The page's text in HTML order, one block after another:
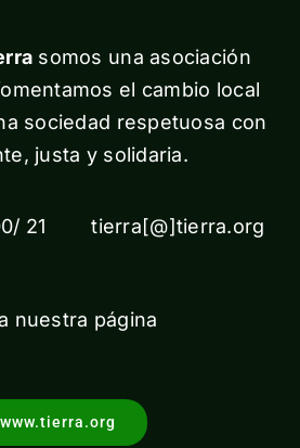
somos una asociación
el cambio local
sociedad respetuosa con
justa y solidaria.
21 tierra[@]tierra.org
nuestra página
www.tierra.org